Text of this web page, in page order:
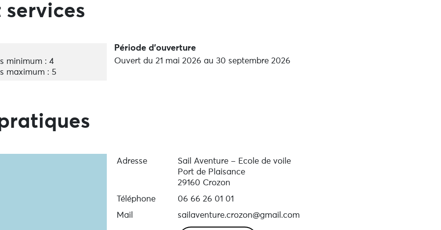
minimum : 4
maximum : 5
Période d'ouverture
Ouvert du 21 mai 2026 au 30 septembre 2026
Adresse
Sail Aventure – Ecole de voile
Port de Plaisance
29160 Crozon
Téléphone
06 66 26 01 01
Mail
sailaventure.crozon@gmail.com